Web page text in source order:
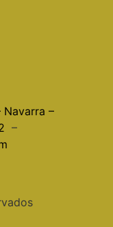
Navarra –
–